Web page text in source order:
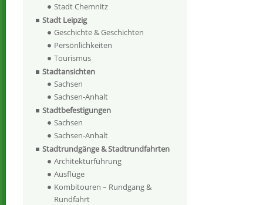
Stadt Chemnitz
Stadt Leipzig
Geschichte & Geschichten
Persönlichkeiten
Tourismus
Stadtansichten
Sachsen
Sachsen-Anhalt
Stadtbefestigungen
Sachsen
Sachsen-Anhalt
Stadtrundgänge & Stadtrundfahrten
Architekturführung
Ausflüge
Kombitouren – Rundgang &
Rundfahrt